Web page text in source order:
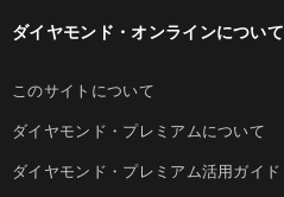
ダイヤモンド・オンラインについて
このサイトについて
ダイヤモンド・プレミアムについて
ダイヤモンド・プレミアム活用ガイド